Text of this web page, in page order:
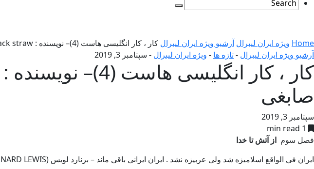
Home ویژه ایران لیبرال آرشیو ویژه ایران لیبرال کار ، کار انگلیسی هاست (4)– نویسنده : jack straw جک استراو برگردان : کیومرث صابغی
آرشیو ویژه ایران لیبرال -تازه ها - ویژه ایران لیبرال - سپتامبر 3, 2019
صابغی
سپتامبر 3, 2019
1 min read
فصل سوم از آتش تا خدا
ایران فی الواقع اسلامیزه شد ولی عربیزه نشد . ایران ایرانی باقی ماند – برنارد لویس (BERNARD LEWIS )، کتاب ایران در تاریخ